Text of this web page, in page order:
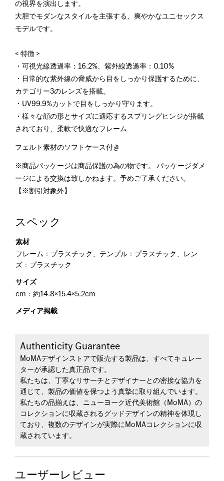
の視界を演出します。
大胆でモダンなスタイルを主張する、爽やかなユニセックス
モデルです。
< 特徴 >
・可視光線透過率：16.2%、紫外線透過率：0.10%
・日常的な紫外線の脅威から目をしっかり保護するために、
カテゴリー3のレンズを搭載。
・UV99.9%カットで目をしっかり守ります。
・様々な顔の形とサイズに適応するスプリングヒンジが搭載
されており、柔軟で快適なフレーム
フェルト素材のソフトケース付き
※商品パッケージは商品保護の為の物です。 パッケージダメ
ージによる交換は致しかねます。予めご了承ください。
【※割引対象外】
スペック
素材
フレーム：プラスチック、テンプル：プラスチック、レン
ズ：プラスチック
サイズ
cm：約14.8×15.4×5.2cm
メディア掲載
Authenticity Guarantee
MoMAデザインストアで販売する製品は、すべてキュレー
ターが承認した真正品です。
私たちは、丁寧なリサーチとデザイナーとの密接な協力を
通じて、製品の価値を保つよう真摯に取り組んでいます。
私たちの品揃えは、ニューヨーク近代美術館（MoMA）の
コレクションに収蔵されるグッドデザインの精神を体現し
ており、複数のデザインが実際にMoMAコレクションに収
蔵されています。
ユーザーレビュー